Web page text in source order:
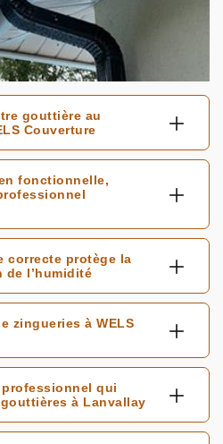
gouttière au
Couverture
fonctionnelle,
correcte protège la
de l’humidité
zingueries à WELS
professionnel qui
à Lanvallay